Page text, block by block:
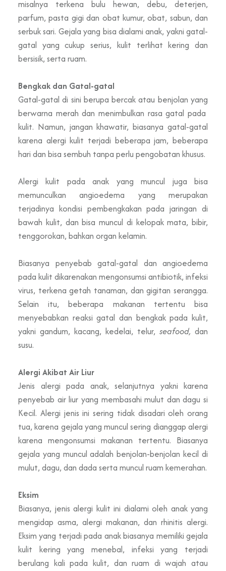
misalnya terkena bulu hewan, debu, deterjen,
parfum, pasta gigi dan obat kumur, obat, sabun, dan
serbuk sari. Gejala yang bisa dialami anak, yakni gatal-
gatal yang cukup serius, kulit terlihat kering dan
bersisik, serta ruam.
Bengkak dan Gatal-gatal
Gatal-gatal di sini berupa bercak atau benjolan yang
berwarna merah dan menimbulkan rasa gatal pada
kulit. Namun, jangan khawatir, biasanya gatal-gatal
karena alergi kulit terjadi beberapa jam, beberapa
hari dan bisa sembuh tanpa perlu pengobatan khusus.
Alergi kulit pada anak yang muncul juga bisa
memunculkan angioedema yang merupakan
terjadinya kondisi pembengkakan pada jaringan di
bawah kulit, dan bisa muncul di kelopak mata, bibir,
tenggorokan, bahkan organ kelamin.
Biasanya penyebab gatal-gatal dan angioedema
pada kulit dikarenakan mengonsumsi antibiotik, infeksi
virus, terkena getah tanaman, dan gigitan serangga.
Selain itu, beberapa makanan tertentu bisa
menyebabkan reaksi gatal dan bengkak pada kulit,
yakni gandum, kacang, kedelai, telur, seafood, dan
susu.
Alergi Akibat Air Liur
Jenis alergi pada anak, selanjutnya yakni karena
penyebab air liur yang membasahi mulut dan dagu si
Kecil. Alergi jenis ini sering tidak disadari oleh orang
tua, karena gejala yang muncul sering dianggap alergi
karena mengonsumsi makanan tertentu. Biasanya
gejala yang muncul adalah benjolan-benjolan kecil di
mulut, dagu, dan dada serta muncul ruam kemerahan.
Eksim
Biasanya, jenis alergi kulit ini dialami oleh anak yang
mengidap asma, alergi makanan, dan rhinitis alergi.
Eksim yang terjadi pada anak biasanya memiliki gejala
kulit kering yang menebal, infeksi yang terjadi
berulang kali pada kulit, dan ruam di wajah atau